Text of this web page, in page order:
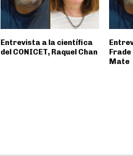
Entrevista a la científica
del CONICET, Raquel Chan
Mate